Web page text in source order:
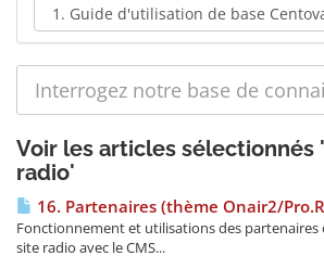
Voir les articles sélectionnés
radio'
16. Partenaires (thème Onair2/
Fonctionnement et utilisations des
site radio avec le CMS...